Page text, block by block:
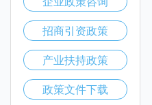
招商引资政策
产业扶持政策
政策文件下载